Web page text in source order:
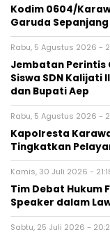
Kodim 0604/
Garuda
Rabu, 5 Agustus 2026 -
Jembatan Perintis
Siswa SDN Kalijati
dan Bupati Aep
Rabu, 5 Agustus 2026 -
Kapolresta
Tingkatkan
Kamis, 30 Juli 2026 -
​Tim Debat Hukum
Speaker dalam
Sabtu, 25 Juli 2026 -